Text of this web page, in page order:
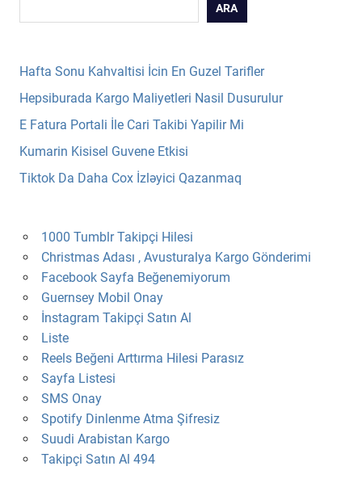
ARA
Hafta Sonu Kahvaltisi İcin En Guzel Tarifler
Hepsiburada Kargo Maliyetleri Nasil Dusurulur
E Fatura Portali İle Cari Takibi Yapilir Mi
Kumarin Kisisel Guvene Etkisi
Tiktok Da Daha Cox İzləyici Qazanmaq
1000 Tumblr Takipçi Hilesi
Christmas Adası , Avusturalya Kargo Gönderimi
Facebook Sayfa Beğenemiyorum
Guernsey Mobil Onay
İnstagram Takipçi Satın Al
Liste
Reels Beğeni Arttırma Hilesi Parasız
Sayfa Listesi
SMS Onay
Spotify Dinlenme Atma Şifresiz
Suudi Arabistan Kargo
Takipçi Satın Al 494